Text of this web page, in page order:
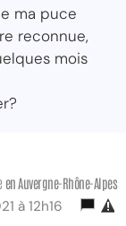
ma puce
reconnue,
mois
en Auvergne-Rhône-Alpes
à 12h16